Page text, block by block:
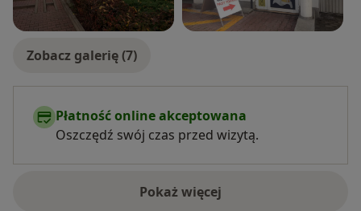
Zobacz galerię (7)
Płatność online akceptowana
Oszczędź swój czas przed wizytą.
Pokaż więcejo doświadczeniu